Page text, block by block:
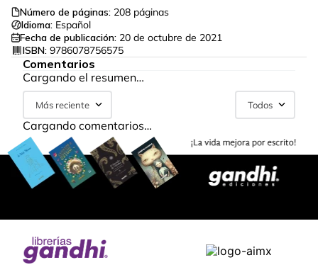
Número de páginas: 208 páginas
Idioma: Español
Fecha de publicación: 20 de octubre de 2021
ISBN: 9786078756575
Comentarios
Cargando el resumen…
Más reciente Todos
Cargando comentarios…